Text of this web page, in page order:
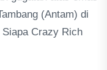
(Antam) di
Crazy Rich